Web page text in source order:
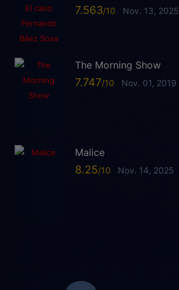
7.563 Nov. 13, 2025
The Morning Show
7.747 Nov. 01, 2019
Malice
8.25 Nov. 14, 2025